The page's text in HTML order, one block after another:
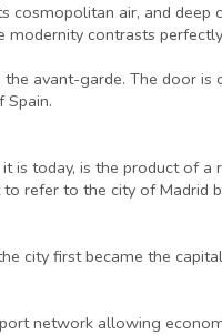
cosmopolitan air, and
contrasts
avant-garde. The door
is today, is the product of
refer to the city of Madrid
city first became the
network allowing